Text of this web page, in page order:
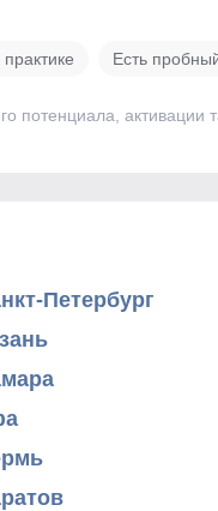
Есть
потенциала,
Петербург